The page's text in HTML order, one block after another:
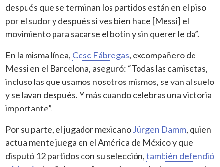
después que se terminan los partidos están en el piso
por el sudor y después si ves bien hace [Messi] el
movimiento para sacarse el botín y sin querer le da”.
En la misma línea, Cesc Fábregas, excompañero de
Messi en el Barcelona, aseguró: “Todas las camisetas,
incluso las que usamos nosotros mismos, se van al suelo
y se lavan después. Y más cuando celebras una victoria
importante”.
Por su parte, el jugador mexicanoJürgen Damm, quien
actualmente juega en el América de México y que
disputó 12 partidos con su selección,también defendió